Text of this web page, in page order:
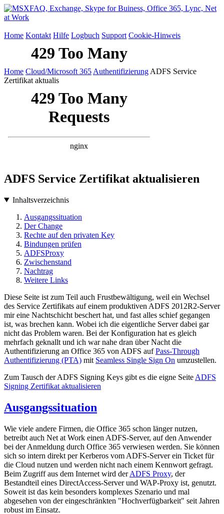
Home Kontakt Hilfe Logbuch Support Cookie-Hinweis
Home Cloud/Microsoft 365 Authentifizierung ADFS Service
Zertifikat aktualis
ADFS Service Zertifikat aktualisieren
Inhaltsverzeichnis
Ausgangssituation
Der Change
Rechte auf den privaten Key
Bindungen prüfen
ADFSProxy
Zwischenstand
Nachtrag
Weitere Links
Diese Seite ist zum Teil auch Frustbewältigung, weil ein Wechsel
des Service Zertifikats auf einem produktiven ADFS 2012R2-Server
mir eine Nachtschicht beschert hat, und fast alles schief gegangen
ist, was brechen kann. Wobei ich die eigentliche Server dabei gar
nicht das Problem waren. Bei der Konfiguration hat es gleich
mehrfach geknallt und ich war nahe dran über Nacht die
Authentifizierung an Office 365 von ADFS aufPass-Through
Authentifizierung (PTA) mit Seamless Single Sign On umzustellen.
Zum Tausch der ADFS Signing Keys gibt es die eigne Seite ADFS
Signing Zertifikat aktualisieren
Ausgangssituation
Wie viele andere Firmen, die Office 365 schon länger nutzen,
betreibt auch Net at Work einen ADFS-Server, auf den Anwender
bei der Anmeldung durch Office 365 verwiesen werden. Sie können
sich so intern direkt per Kerberos vom ADFS-Server ein Ticket für
die Cloud nutzen und werden nicht nach einem Kennwort gefragt.
Beim Zugriff aus dem Internet wird derADFS Proxy, der
Bestandteil eines DirectAccess-Server und WAP-Proxy ist, genutzt.
Soweit ist das kein besonders komplexes Szenario und mal
abgesehen von der eingeschränkten "Hochverfügbarkeit" seit Jahren
robust im Einsatz.